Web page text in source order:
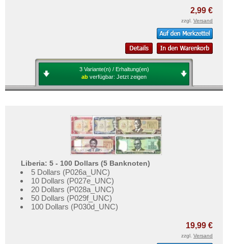
2,99 €
zzgl. Versand
3 Variante(n) / Erhaltung(en)
ab verfügbar: Jetzt zeigen
Liberia: 5 - 100 Dollars (5 Banknoten)
5 Dollars (P026a_UNC)
10 Dollars (P027e_UNC)
20 Dollars (P028a_UNC)
50 Dollars (P029f_UNC)
100 Dollars (P030d_UNC)
19,99 €
zzgl. Versand